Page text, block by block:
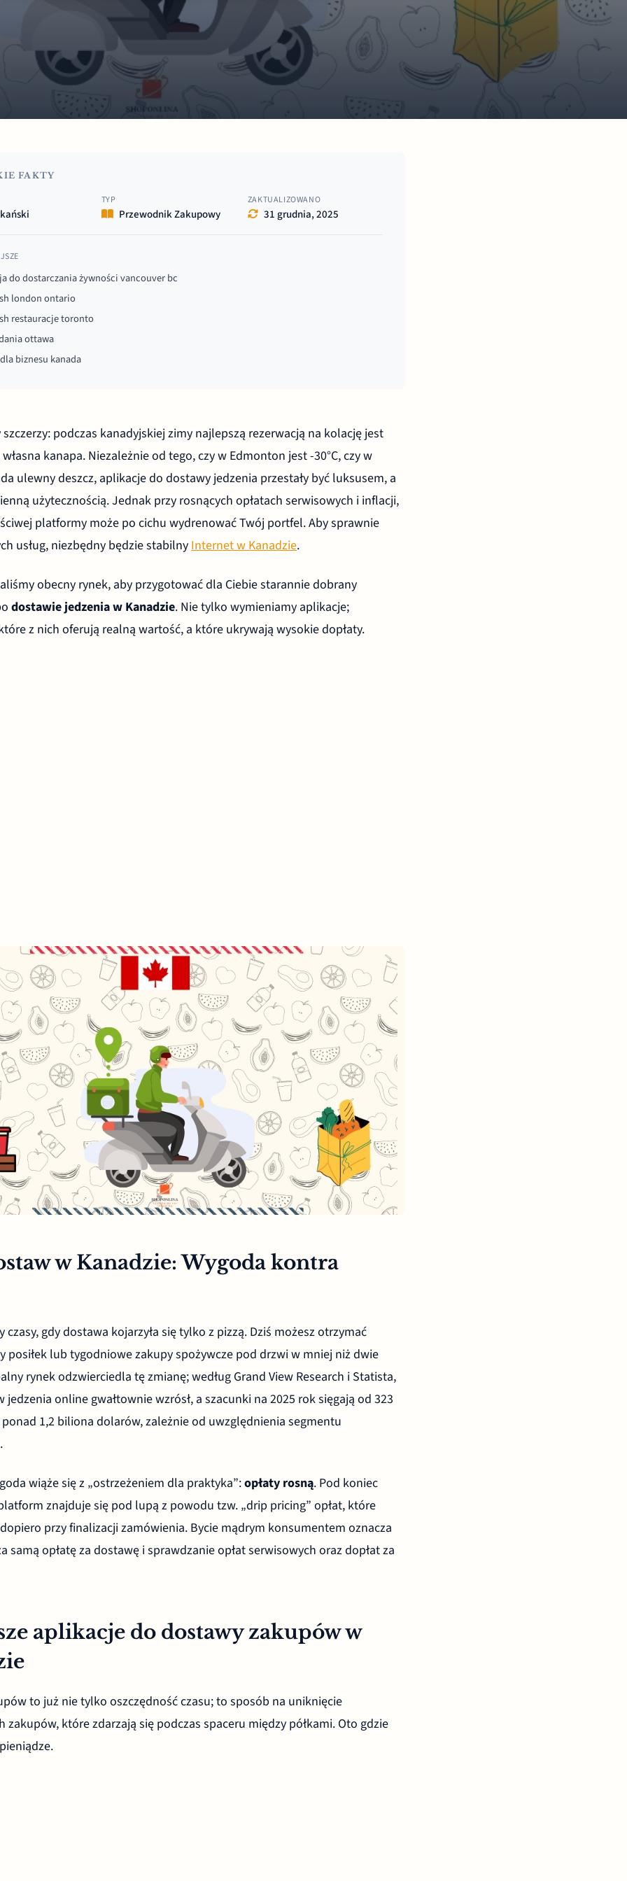
FAKTY
TYP
Przewodnik Zakupowy
ZAKTUALIZOWANO
31 grudnia, 2025
do dostarczania żywności vancouver bc
london ontario
restauracje toronto
ottawa
biznesu kanada
szczerzy: podczas kanadyjskiej zimy najlepszą rezerwacją na kolację jest
kanapa. Niezależnie od tego, czy w Edmonton jest -30°C, czy w
ulewny deszcz, aplikacje do dostawy jedzenia przestały być luksusem, a
użytecznością. Jednak przy rosnących opłatach serwisowych i inflacji,
platformy może po cichu wydrenować Twój portfel. Aby sprawnie
usług, niezbędny będzie stabilnyInternet w Kanadzie.
obecny rynek, aby przygotować dla Ciebie starannie dobrany
dostawie jedzenia w Kanadzie. Nie tylko wymieniamy aplikacje;
z nich oferują realną wartość, a które ukrywają wysokie dopłaty.
w Kanadzie: Wygoda kontra
czasy, gdy dostawa kojarzyła się tylko z pizzą. Dziś możesz otrzymać
posiłek lub tygodniowe zakupy spożywcze pod drzwi w mniej niż dwie
rynek odzwierciedla tę zmianę; według Grand View Research i Statista,
online gwałtownie wzrósł, a szacunki na 2025 rok sięgają od 323
1,2 biliona dolarów, zależnie od uwzględnienia segmentu
wiąże się z „ostrzeżeniem dla praktyka”:opłaty rosną. Pod koniec
znajduje się pod lupą z powodu tzw. „drip pricing” opłat, które
przy finalizacji zamówienia. Bycie mądrym konsumentem oznacza
samą opłatę za dostawę i sprawdzanie opłat serwisowych oraz dopłat za
aplikacje do dostawy zakupów w
to już nie tylko oszczędność czasu; to sposób na uniknięcie
zakupów, które zdarzają się podczas spaceru między półkami. Oto gdzie